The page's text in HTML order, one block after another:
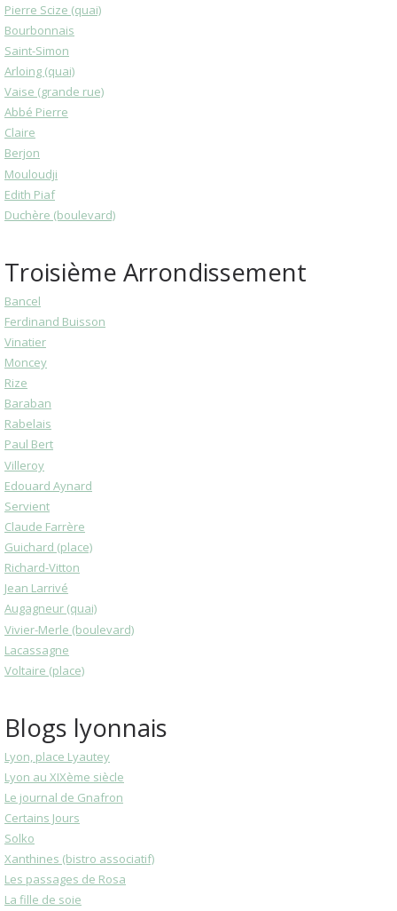
Pierre Scize (quai)
Bourbonnais
Saint-Simon
Arloing (quai)
Vaise (grande rue)
Abbé Pierre
Claire
Berjon
Mouloudji
Edith Piaf
Duchère (boulevard)
Troisième Arrondissement
Bancel
Ferdinand Buisson
Vinatier
Moncey
Rize
Baraban
Rabelais
Paul Bert
Villeroy
Edouard Aynard
Servient
Claude Farrère
Guichard (place)
Richard-Vitton
Jean Larrivé
Augagneur (quai)
Vivier-Merle (boulevard)
Lacassagne
Voltaire (place)
Blogs lyonnais
Lyon, place Lyautey
Lyon au XIXème siècle
Le journal de Gnafron
Certains Jours
Solko
Xanthines (bistro associatif)
Les passages de Rosa
La fille de soie